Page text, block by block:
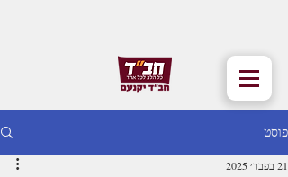
פוסט
21 בפבר׳ 2025